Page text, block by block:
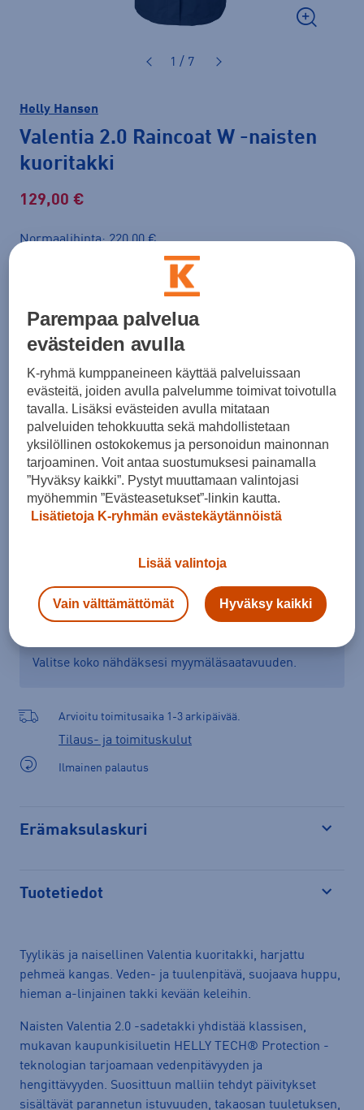
1 / 7
Helly Hansen
Valentia 2.0 Raincoat W -naisten
kuoritakki
129,00 €
Normaalihinta: 220,00 €
Lisätietoa
Koko
XS S M L XL
Kokotaulukko
Lisää ostoskoriin
Tarkista saatavuus ja tilaa myymälästä
Verkkokauppa: Myymälät:
Valitse koko nähdäksesi myymäläsaatavuuden.
Arvioitu toimitusaika 1-3 arkipäivää.
Tilaus- ja toimituskulut
Ilmainen palautus
Erämaksulaskuri
Tuotetiedot
Tyylikäs ja naisellinen Valentia kuoritakki, harjattu
pehmeä kangas. Veden- ja tuulenpitävä, suojaava huppu,
hieman a-linjainen takki kevään keleihin.
Naisten Valentia 2.0 -sadetakki yhdistää klassisen,
mukavan kaupunkisiluetin HELLY TECH® Protection -
teknologian tarjoamaan vedenpitävyyden ja
hengittävyyden. Suosittuun malliin tehdyt päivitykset
sisältävät parannetun istuvuuden, takaosan tuuletuksen,
Parempaa palvelua
evästeiden avulla
K-ryhmä kumppaneineen käyttää palveluissaan
evästeitä, joiden avulla palvelumme toimivat toivotulla
tavalla. Lisäksi evästeiden avulla mitataan
palveluiden tehokkuutta sekä mahdollistetaan
yksilöllinen ostokokemus ja personoidun mainonnan
tarjoaminen. Voit antaa suostumuksesi painamalla
”Hyväksy kaikki”. Pystyt muuttamaan valintojasi
myöhemmin ”Evästeasetukset”-linkin kautta.
Lisätietoja K-ryhmän evästekäytännöistä
Lisää valintoja
Vain välttämättömät Hyväksy kaikki